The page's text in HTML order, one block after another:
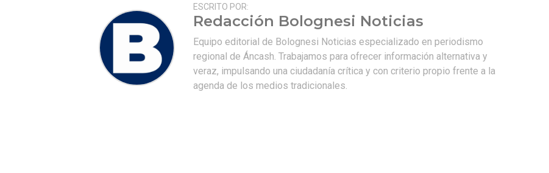
ESCRITO POR:
Redacción Bolognesi Noticias
Equipo editorial de Bolognesi Noticias especializado en periodismo
regional de Áncash. Trabajamos para ofrecer información alternativa y
veraz, impulsando una ciudadanía crítica y con criterio propio frente a la
agenda de los medios tradicionales.